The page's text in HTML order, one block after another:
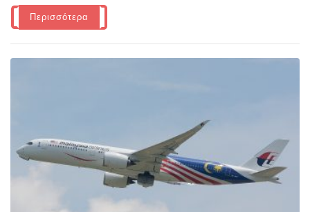
Περισσότερα